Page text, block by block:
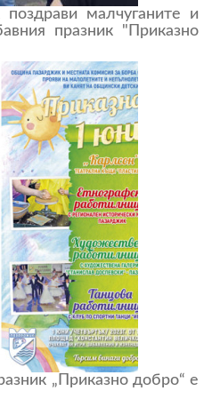
малчуганите и
празник "Приказно
„Приказно добро“ е